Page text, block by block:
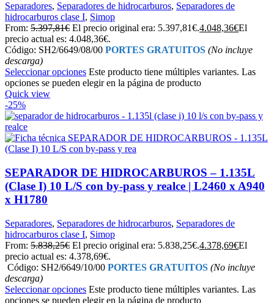
Separadores, Separadores de hidrocarburos, Separadores de
hidrocarburos clase I, Simop
From: 5.397,81€ El precio original era: 5.397,81€.4.048,36€El
precio actual es: 4.048,36€.
Código: SH2/6649/08/00 PORTES GRATUITOS (No incluye
descarga)
Seleccionar opciones Este producto tiene múltiples variantes. Las
opciones se pueden elegir en la página de producto
Quick view
-25%
SEPARADOR DE HIDROCARBUROS – 1.135L
(Clase I) 10 L/S con by-pass y realce | L2460 x A940
x H1780
Separadores, Separadores de hidrocarburos, Separadores de
hidrocarburos clase I, Simop
From: 5.838,25€ El precio original era: 5.838,25€.4.378,69€El
precio actual es: 4.378,69€.
Código: SH2/6649/10/00 PORTES GRATUITOS (No incluye
descarga)
Seleccionar opciones Este producto tiene múltiples variantes. Las
opciones se pueden elegir en la página de producto